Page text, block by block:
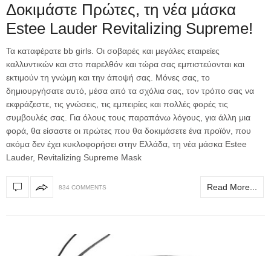
Δοκιμάστε Πρώτες, τη νέα μάσκα
Estee Lauder Revitalizing Supreme!
Τα καταφέρατε bb girls. Οι σοβαρές και μεγάλες εταιρείες
καλλυντικών και στο παρελθόν και τώρα σας εμπιστεύονται και
εκτιμούν τη γνώμη και την άποψή σας. Μόνες σας, το
δημιουργήσατε αυτό, μέσα από τα σχόλια σας, τον τρόπο σας να
εκφράζεστε, τις γνώσεις, τις εμπειρίες και πολλές φορές τις
συμβουλές σας. Για όλους τους παραπάνω λόγους, για άλλη μια
φορά, θα είσαστε οι πρώτες που θα δοκιμάσετε ένα προϊόν, που
ακόμα δεν έχει κυκλοφορήσει στην Ελλάδα, τη νέα μάσκα Estee
Lauder, Revitalizing Supreme Mask
834 COMMENTS Read More...